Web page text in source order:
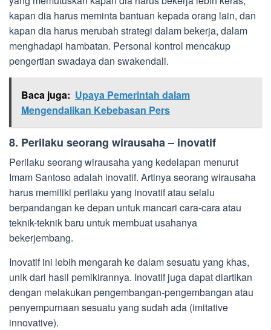
kapan dia harus meminta bantuan kepada orang lain, dan
kapan dia harus merubah strategi dalam bekerja, dalam
menghadapi hambatan. Personal kontrol mencakup
pengertian swadaya dan swakendali.
Baca juga: Upaya Pemerintah dalam
Mengendalikan Kebebasan Pers
8. Perilaku seorang wirausaha – inovatif
Perilaku seorang wirausaha yang kedelapan menurut
Imam Santoso adalah inovatif. Artinya seorang wirausaha
harus memiliki perilaku yang inovatif atau selalu
berpandangan ke depan untuk mancari cara-cara atau
teknik-teknik baru untuk membuat usahanya
bekerjembang.
Inovatif ini lebih mengarah ke dalam sesuatu yang khas,
unik dari hasil pemikirannya. Inovatif juga dapat diartikan
dengan melakukan pengembangan-pengembangan atau
penyempurnaan sesuatu yang sudah ada (imitative
innovative).